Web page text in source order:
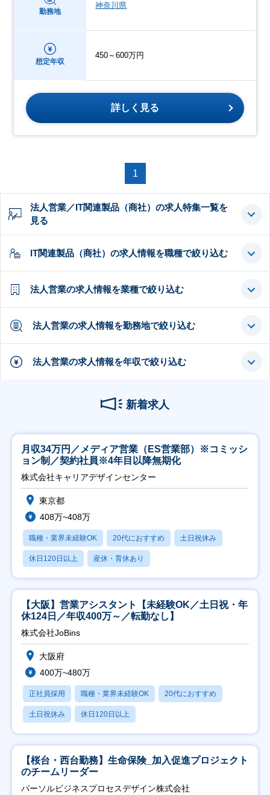
勤務地
神奈川県
想定年収
450～600万円
詳しく見る
1
法人営業／IT関連製品（商社）の求人特集一覧を
見る
IT関連製品（商社）の求人情報を職種で絞り込む
法人営業の求人情報を業種で絞り込む
法人営業の求人情報を勤務地で絞り込む
法人営業の求人情報を年収で絞り込む
新着求人
月収34万円／メディア営業（ES営業部）※コミッシ
ョン制／契約社員※4年目以降無期化
株式会社キャリアデザインセンター
東京都
408万~408万
職種・業界未経験OK 20代におすすめ 土日祝休み
休日120日以上 産休・育休あり
【大阪】営業アシスタント【未経験OK／土日祝・年
休124日／年収400万～／転勤なし】
株式会社JoBins
大阪府
400万~480万
正社員採用 職種・業界未経験OK 20代におすすめ
土日祝休み 休日120日以上
【桜台・西台勤務】生命保険_加入促進プロジェクト
のチームリーダー
パーソルビジネスプロセスデザイン株式会社